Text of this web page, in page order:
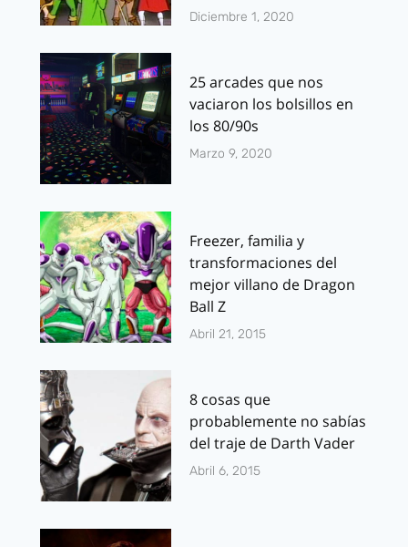
Diciembre 1, 2020
25 arcades que nos
vaciaron los bolsillos en
los 80/90s
Marzo 9, 2020
Freezer, familia y
transformaciones del
mejor villano de Dragon
Ball Z
Abril 21, 2015
8 cosas que
probablemente no sabías
del traje de Darth Vader
Abril 6, 2015